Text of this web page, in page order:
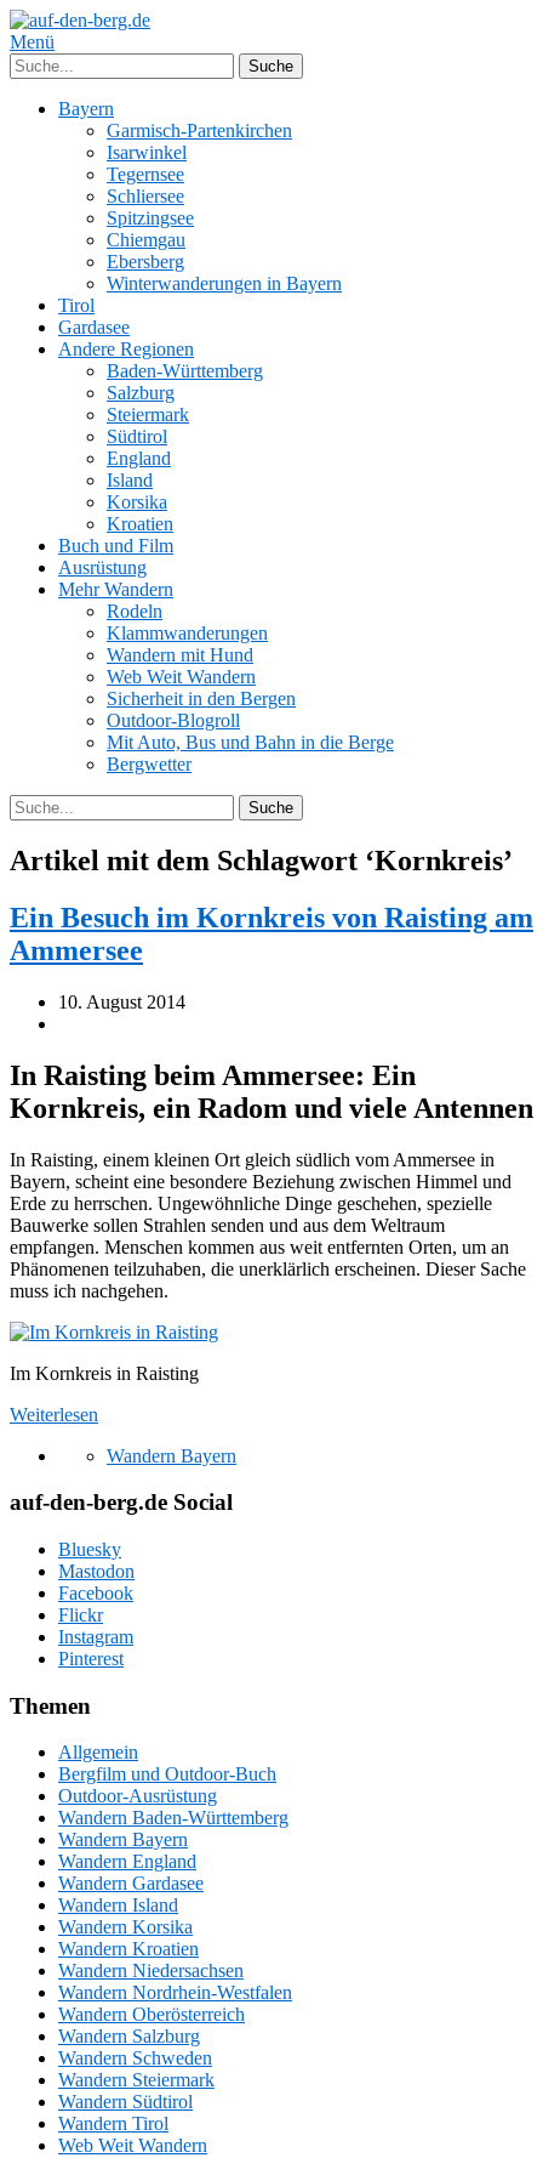
Menü
Bayern
Garmisch-Partenkirchen
Isarwinkel
Tegernsee
Schliersee
Spitzingsee
Chiemgau
Ebersberg
Winterwanderungen in Bayern
Tirol
Gardasee
Andere Regionen
Baden-Württemberg
Salzburg
Steiermark
Südtirol
England
Island
Korsika
Kroatien
Buch und Film
Ausrüstung
Mehr Wandern
Rodeln
Klammwanderungen
Wandern mit Hund
Web Weit Wandern
Sicherheit in den Bergen
Outdoor-Blogroll
Mit Auto, Bus und Bahn in die Berge
Bergwetter
Artikel mit dem Schlagwort ‘Kornkreis’
Ein Besuch im Kornkreis von Raisting am
Ammersee
10. August 2014
In Raisting beim Ammersee: Ein
Kornkreis, ein Radom und viele Antennen
In Raisting, einem kleinen Ort gleich südlich vom Ammersee in
Bayern, scheint eine besondere Beziehung zwischen Himmel und
Erde zu herrschen. Ungewöhnliche Dinge geschehen, spezielle
Bauwerke sollen Strahlen senden und aus dem Weltraum
empfangen. Menschen kommen aus weit entfernten Orten, um an
Phänomenen teilzuhaben, die unerklärlich erscheinen. Dieser Sache
muss ich nachgehen.
Im Kornkreis in Raisting
Weiterlesen
Wandern Bayern
auf-den-berg.de Social
Bluesky
Mastodon
Facebook
Flickr
Instagram
Pinterest
Themen
Allgemein
Bergfilm und Outdoor-Buch
Outdoor-Ausrüstung
Wandern Baden-Württemberg
Wandern Bayern
Wandern England
Wandern Gardasee
Wandern Island
Wandern Korsika
Wandern Kroatien
Wandern Niedersachsen
Wandern Nordrhein-Westfalen
Wandern Oberösterreich
Wandern Salzburg
Wandern Schweden
Wandern Steiermark
Wandern Südtirol
Wandern Tirol
Web Weit Wandern